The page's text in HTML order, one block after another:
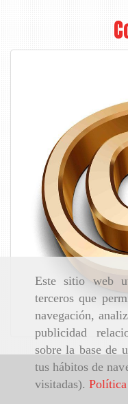
Este sitio web
terceros que
navegación,
publicidad
sobre la base de
tus hábitos de
visitadas).